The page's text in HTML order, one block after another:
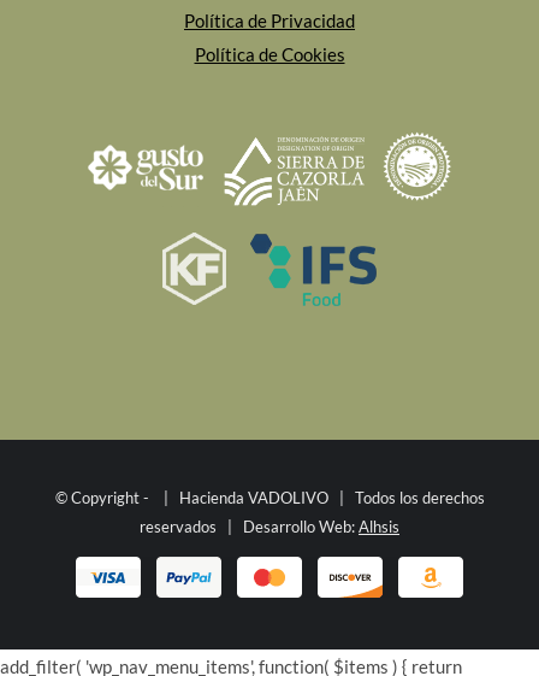
Política de Privacidad
Política de Cookies
© Copyright -
| Hacienda VADOLIVO | Todos los derechos
reservados | Desarrollo Web:Alhsis
add_filter( 'wp_nav_menu_items', function( $items ) { return